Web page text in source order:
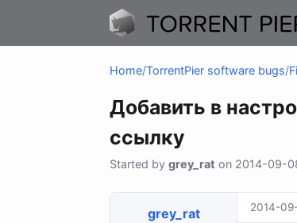
Home/TorrentPier software bugs/
Добавить в
ссылку
Started by grey_rat on 2014-09-
grey_rat 2014-